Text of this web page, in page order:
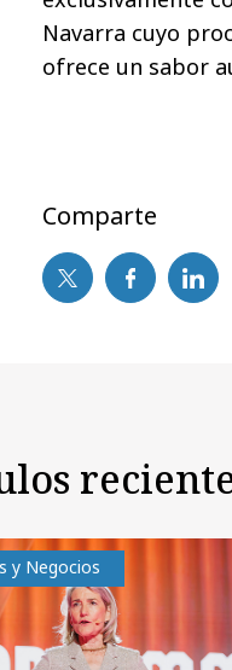
Navarra cuyo
ofrece un sabor
Comparte
y Negocios